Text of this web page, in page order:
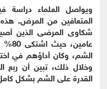
ويواصل العلماء دراسة
المتعافين من المرض. هذه
الشم، وكان أداؤهم في
وخلال ذلك، تبين أن ربع
القدرة على الشم بشكل